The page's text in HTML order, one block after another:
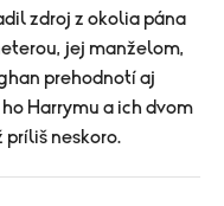
zdroj z okolia pána
jej manželom,
prehodnotí aj
Harrymu a ich dvom
príliš neskoro.